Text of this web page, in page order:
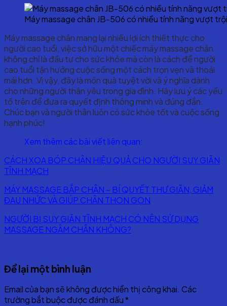
Máy massage chân JB-506 có nhiều tính năng vượt
Máy massage chân mang lại nhiều lợi ích thiết thực cho
người cao tuổi, việc sở hữu một chiếc máy massage chân
không chỉ là đầu tư cho sức khỏe mà còn là cách để người
cao tuổi tận hưởng cuộc sống một cách trọn vẹn và thoải
mái hơn. Vì vậy, đây là món quà tuyệt vời và ý nghĩa dành
cho những người thân yêu trong gia đình. Hãy lưu ý các yếu
tố trên để đưa ra quyết định thông minh và đúng đắn.
Chúc bạn và người thân luôn có sức khỏe tốt và cuộc sống
hạnh phúc!
Xem thêm các bài viết liên quan:
CÁCH XOA BÓP CHÂN HIỆU QUẢ CHO NGƯỜI SUY GIÃN
TĨNH MẠCH
MÁY MASSAGE BẮP CHÂN – BÍ QUYẾT THƯ GIÃN, GIẢM
ĐAU NHỨC VÀ GIÚP CHÂN THON GỌN
NGƯỜI BỊ SUY GIÃN TĨNH MẠCH CÓ NÊN SỬ DỤNG
MASSAGE NGÂM CHÂN KHÔNG?
Để lại một bình luận
Email của bạn sẽ không được hiển thị công khai. Các
trường bắt buộc được đánh dấu*